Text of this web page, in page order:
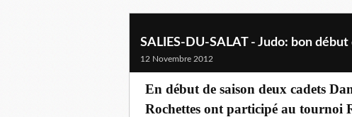
SALIES-DU-SALAT - Judo: bon
12 Novembre 2012
En début de saison deux cadets
Rochettes ont participé au tournoi